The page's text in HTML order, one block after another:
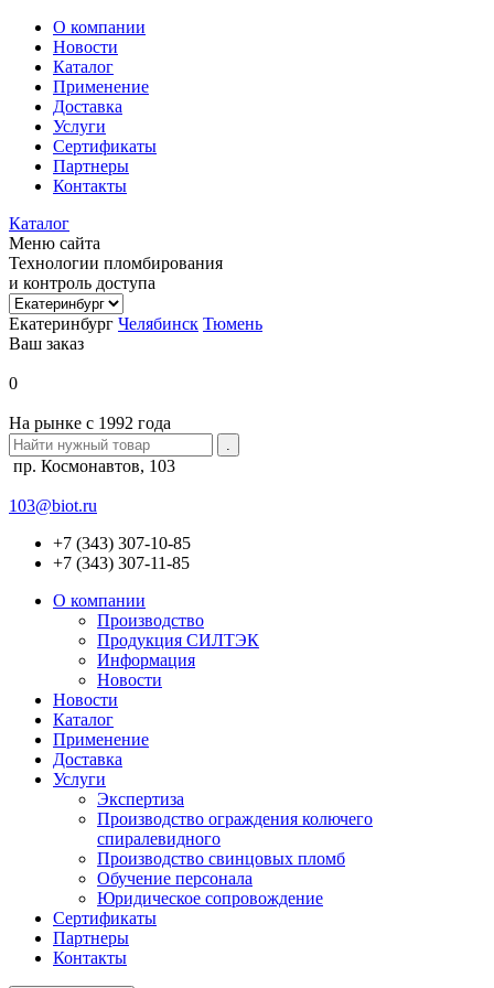
О компании
Новости
Каталог
Применение
Доставка
Услуги
Сертификаты
Партнеры
Контакты
Каталог
Меню сайта
Технологии пломбирования
и контроль доступа
Екатеринбург Челябинск Тюмень
Ваш заказ
0
На рынке с 1992 года
пр. Космонавтов, 103
103@biot.ru
+7 (343) 307-10-85
+7 (343) 307-11-85
О компании
Производство
Продукция СИЛТЭК
Информация
Новости
Новости
Каталог
Применение
Доставка
Услуги
Экспертиза
Производство ограждения колючего
спиралевидного
Производство свинцовых пломб
Обучение персонала
Юридическое сопровождение
Сертификаты
Партнеры
Контакты